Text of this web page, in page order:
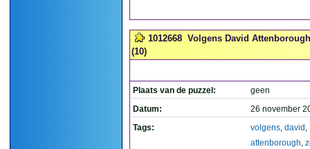
1012668 Volgens David
(10)
Plaats van de puzzel:
geen
Datum:
26 november
Tags:
volgens, david ,
attenborough,